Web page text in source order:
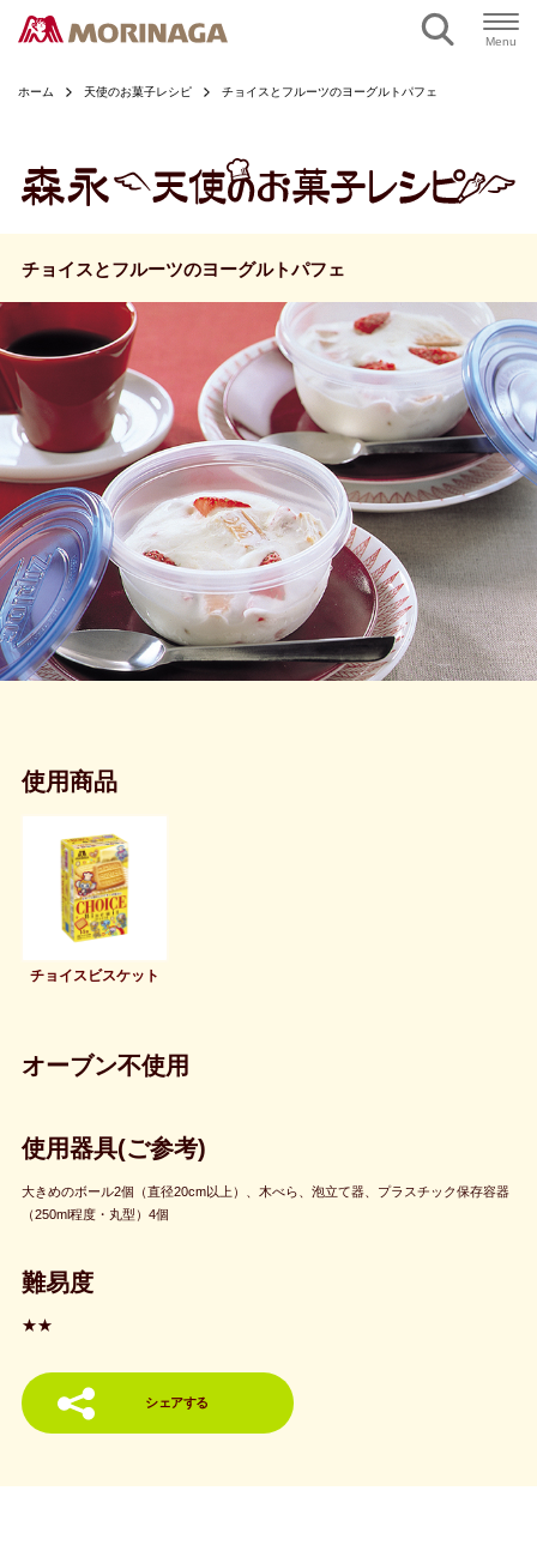
Menu
ホーム 天使のお菓子レシピ チョイスとフルーツのヨーグルトパフェ
チョイスとフルーツのヨーグルトパフェ
使用商品
チョイスビスケット
オーブン不使用
使用器具(ご参考)
大きめのボール2個（直径20cm以上）、木べら、泡立て器、プラスチック保存容器
（250ml程度・丸型）4個
難易度
★★
シェアする